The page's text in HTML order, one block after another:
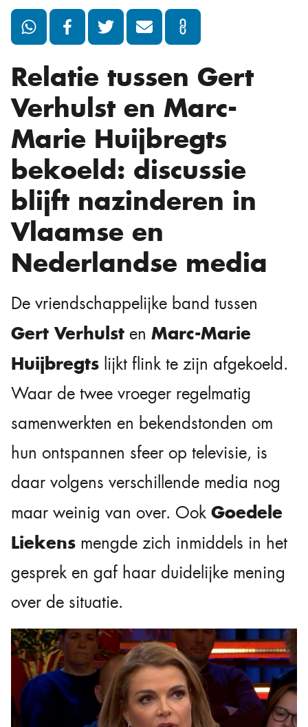
Relatie tussen Gert
Verhulst en Marc-
Marie Huijbregts
bekoeld: discussie
blijft nazinderen in
Vlaamse en
Nederlandse media
De vriendschappelijke band tussen
Gert Verhulst en Marc-Marie
Huijbregts lijkt flink te zijn afgekoeld.
Waar de twee vroeger regelmatig
samenwerkten en bekendstonden om
hun ontspannen sfeer op televisie, is
daar volgens verschillende media nog
maar weinig van over. Ook Goedele
Liekens mengde zich inmiddels in het
gesprek en gaf haar duidelijke mening
over de situatie.